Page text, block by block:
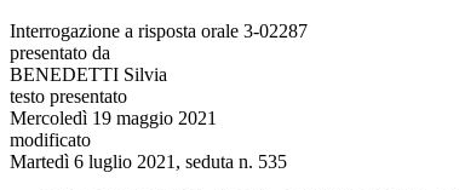
Interrogazione a risposta orale 3-02287
presentato da
BENEDETTI Silvia
testo presentato
Mercoledì 19 maggio 2021
modificato
Martedì 6 luglio 2021, seduta n. 535